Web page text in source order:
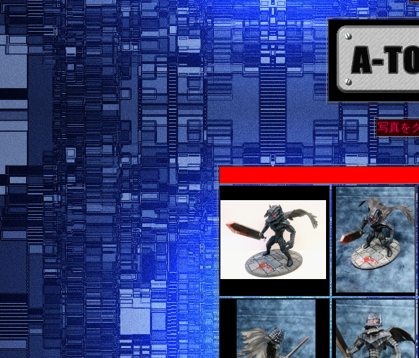
写真を